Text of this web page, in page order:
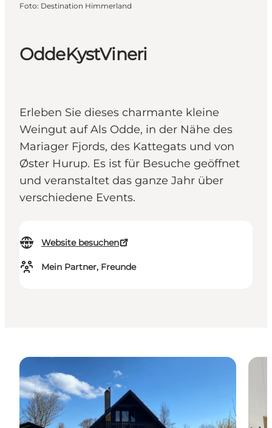
OddeKystVineri
Erleben Sie dieses charmante kleine
Weingut auf Als Odde, in der Nähe des
Mariager Fjords, des Kattegats und von
Øster Hurup. Es ist für Besuche geöffnet
und veranstaltet das ganze Jahr über
verschiedene Events.
Website besuchen
Mein Partner, Freunde
Foto: Destination Himmerland